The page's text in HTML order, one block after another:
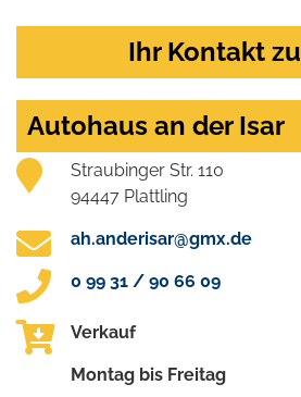
Ihr Kontakt
Autohaus an der Isar
Straubinger Str. 110
94447 Plattling
ah.anderisar@gmx.de
0 99 31 / 90 66 09
Verkauf
Montag bis Freitag